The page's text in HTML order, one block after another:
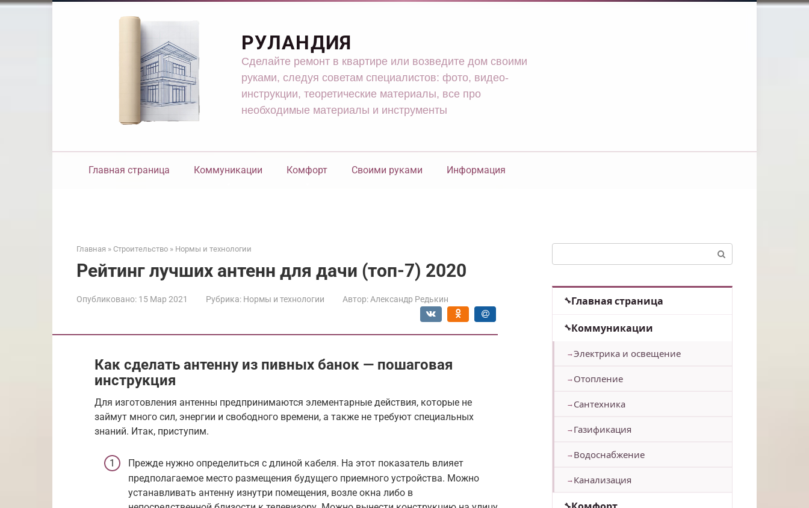
Перейти
РУЛАНДИЯ
Сделайте ремонт в квартире или возведите дом своими
руками, следуя советам специалистов: фото, видео-
инструкции, теоретические материалы, все про
необходимые материалы и инструменты
Главная страница Коммуникации Комфорт Своими руками Информация
Главная » Строительство » Нормы и технологии
Рейтинг лучших антенн для дачи (топ-7) 2020
Опубликовано: 15 Мар 2021 Рубрика: Нормы и технологии Автор: Александр Редькин
Как сделать антенну из пивных банок — пошаговая
инструкция
Для изготовления антенны предпринимаются элементарные действия, которые не
займут много сил, энергии и свободного времени, а также не требуют специальных
знаний. Итак, приступим.
Прежде нужно определиться с длиной кабеля. На этот показатель влияет
предполагаемое место размещения будущего приемного устройства. Можно
устанавливать антенну изнутри помещения, возле окна либо в
Главная страница
Коммуникации
Электрика и освещение
Отопление
Сантехника
Газификация
Водоснабжение
Канализация